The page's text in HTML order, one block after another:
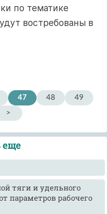
по тематике
востребованы в
47 48
49
>
еще
тяги и удельного
параметров рабочего